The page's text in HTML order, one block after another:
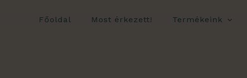
Főoldal Most érkezett! Termékeink